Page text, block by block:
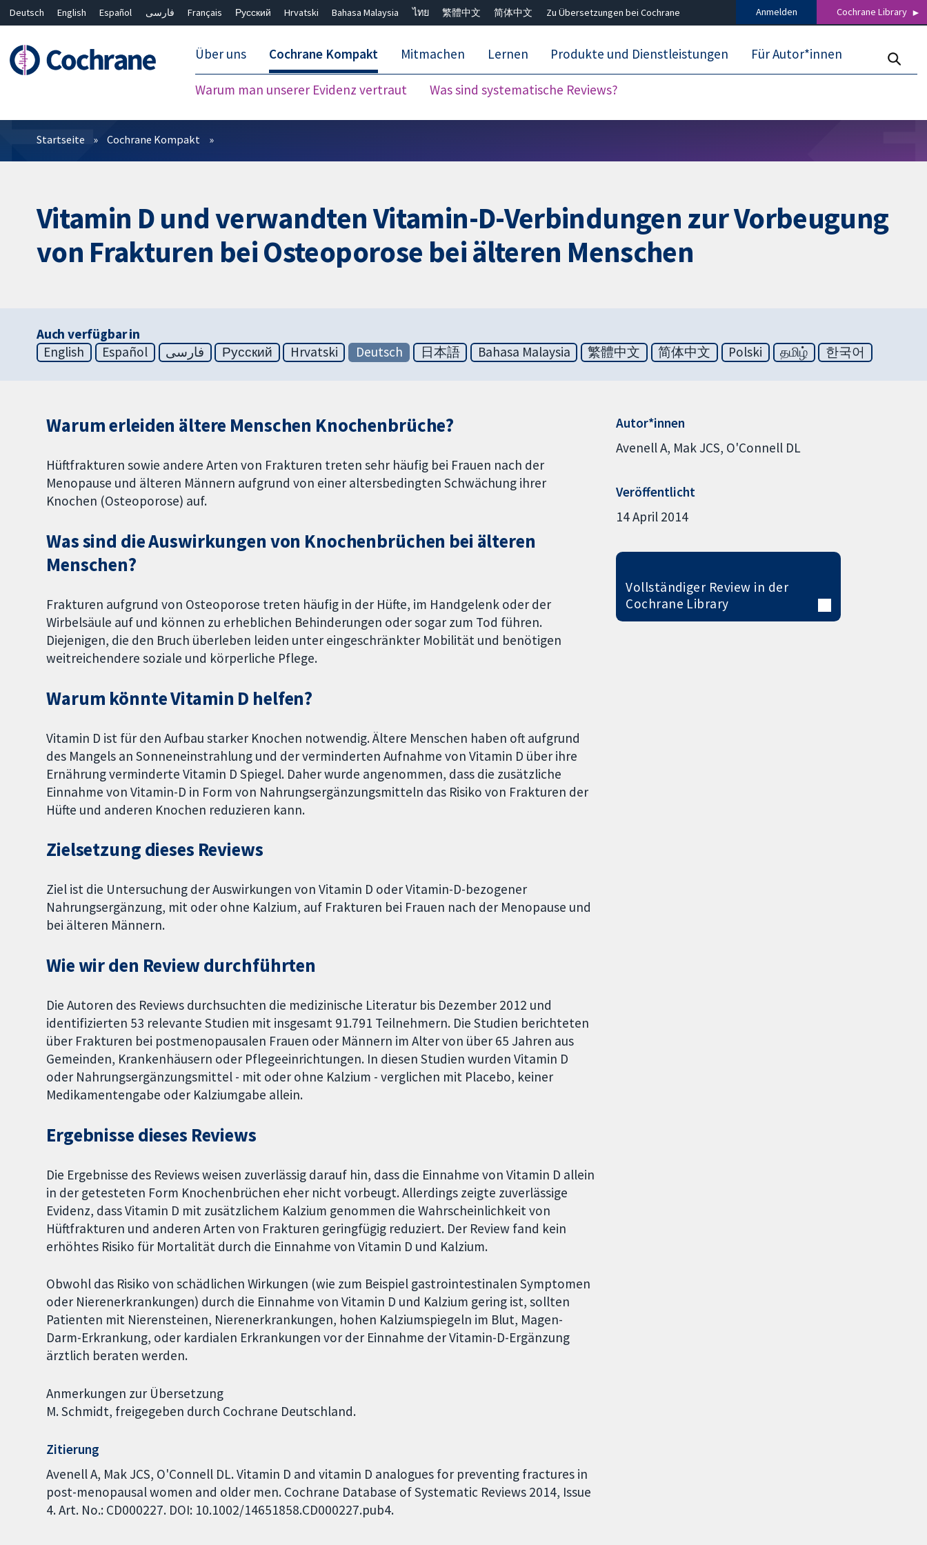
Deutsch English Español فارسی Français Русский Hrvatski Bahasa Malaysia ไทย 繁體中文 简体中文 Zu Übersetzungen bei Cochrane Anmelden Cochrane Library
Über uns Cochrane Kompakt
Warum man unserer Evidenz vertraut Was sind systematische Reviews?
Mitmachen Lernen Produkte und Dienstleistungen Für Autor*innen
Filter
Startseite Cochrane Kompakt
Vitamin D und verwandten Vitamin-D-Verbindungen zur Vorbeugung
von Frakturen bei Osteoporose bei älteren Menschen
Auch verfügbar in
English
Español فارسی Русский Hrvatski Deutsch 日本語 Bahasa Malaysia 繁體中文 简体中文 Polski தமிழ் 한국어
Warum erleiden ältere Menschen Knochenbrüche?
Hüftfrakturen sowie andere Arten von Frakturen treten sehr häufig bei Frauen nach der
Menopause und älteren Männern aufgrund von einer altersbedingten Schwächung ihrer
Knochen (Osteoporose) auf.
Was sind die Auswirkungen von Knochenbrüchen bei älteren
Menschen?
Frakturen aufgrund von Osteoporose treten häufig in der Hüfte, im Handgelenk oder der
Wirbelsäule auf und können zu erheblichen Behinderungen oder sogar zum Tod führen.
Diejenigen, die den Bruch überleben leiden unter eingeschränkter Mobilität und benötigen
weitreichendere soziale und körperliche Pflege.
Warum könnte Vitamin D helfen?
Vitamin D ist für den Aufbau starker Knochen notwendig. Ältere Menschen haben oft aufgrund
des Mangels an Sonneneinstrahlung und der verminderten Aufnahme von Vitamin D über ihre
Ernährung verminderte Vitamin D Spiegel. Daher wurde angenommen, dass die zusätzliche
Einnahme von Vitamin-D in Form von Nahrungsergänzungsmitteln das Risiko von Frakturen der
Hüfte und anderen Knochen reduzieren kann.
Zielsetzung dieses Reviews
Ziel ist die Untersuchung der Auswirkungen von Vitamin D oder Vitamin-D-bezogener
Nahrungsergänzung, mit oder ohne Kalzium, auf Frakturen bei Frauen nach der Menopause und
bei älteren Männern.
Wie wir den Review durchführten
Die Autoren des Reviews durchsuchten die medizinische Literatur bis Dezember 2012 und
identifizierten 53 relevante Studien mit insgesamt 91.791 Teilnehmern. Die Studien berichteten
über Frakturen bei postmenopausalen Frauen oder Männern im Alter von über 65 Jahren aus
Gemeinden, Krankenhäusern oder Pflegeeinrichtungen. In diesen Studien wurden Vitamin D
oder Nahrungsergänzungsmittel - mit oder ohne Kalzium - verglichen mit Placebo, keiner
Medikamentengabe oder Kalziumgabe allein.
Ergebnisse dieses Reviews
Die Ergebnisse des Reviews weisen zuverlässig darauf hin, dass die Einnahme von Vitamin D allein
in der getesteten Form Knochenbrüchen eher nicht vorbeugt. Allerdings zeigte zuverlässige
Evidenz, dass Vitamin D mit zusätzlichem Kalzium genommen die Wahrscheinlichkeit von
Hüftfrakturen und anderen Arten von Frakturen geringfügig reduziert. Der Review fand kein
erhöhtes Risiko für Mortalität durch die Einnahme von Vitamin D und Kalzium.
Obwohl das Risiko von schädlichen Wirkungen (wie zum Beispiel gastrointestinalen Symptomen
oder Nierenerkrankungen) durch die Einnahme von Vitamin D und Kalzium gering ist, sollten
Patienten mit Nierensteinen, Nierenerkrankungen, hohen Kalziumspiegeln im Blut, Magen-
Darm-Erkrankung, oder kardialen Erkrankungen vor der Einnahme der Vitamin-D-Ergänzung
ärztlich beraten werden.
Anmerkungen zur Übersetzung
M. Schmidt, freigegeben durch Cochrane Deutschland.
Zitierung
Avenell A, Mak JCS, O'Connell DL. Vitamin D and vitamin D analogues for preventing fractures in
post-menopausal women and older men. Cochrane Database of Systematic Reviews 2014, Issue
4. Art. No.: CD000227. DOI: 10.1002/14651858.CD000227.pub4.
Autor*innen
Avenell A Mak JCS O'Connell DL
Veröffentlicht
14 April 2014
Vollständiger Review in der
Cochrane Library